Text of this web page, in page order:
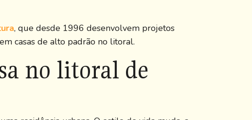
, que desde 1996 desenvolvem projetos
casas de alto padrão no litoral.
no litoral de